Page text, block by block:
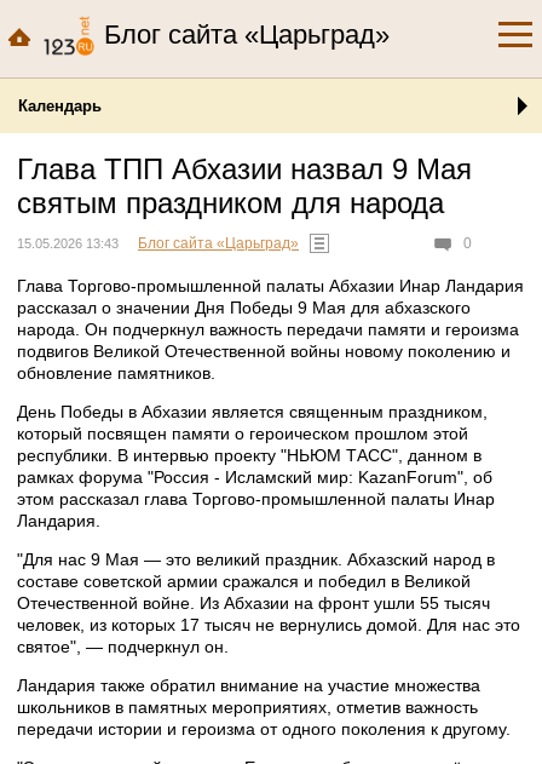
Блог сайта «Царьград»
Календарь
Глава ТПП Абхазии назвал 9 Мая
святым праздником для народа
0
15.05.2026 13:43 Блог сайта «Царьград»
Глава Торгово-промышленной палаты Абхазии Инар Ландария
рассказал о значении Дня Победы 9 Мая для абхазского
народа. Он подчеркнул важность передачи памяти и героизма
подвигов Великой Отечественной войны новому поколению и
обновление памятников.
День Победы в Абхазии является священным праздником,
который посвящен памяти о героическом прошлом этой
республики. В интервью проекту "НЬЮМ ТАСС", данном в
рамках форума "Россия - Исламский мир: KazanForum", об
этом рассказал глава Торгово-промышленной палаты Инар
Ландария.
"Для нас 9 Мая — это великий праздник. Абхазский народ в
составе советской армии сражался и победил в Великой
Отечественной войне. Из Абхазии на фронт ушли 55 тысяч
человек, из которых 17 тысяч не вернулись домой. Для нас это
святое", — подчеркнул он.
Ландария также обратил внимание на участие множества
школьников в памятных мероприятиях, отметив важность
передачи истории и героизма от одного поколения к другому.